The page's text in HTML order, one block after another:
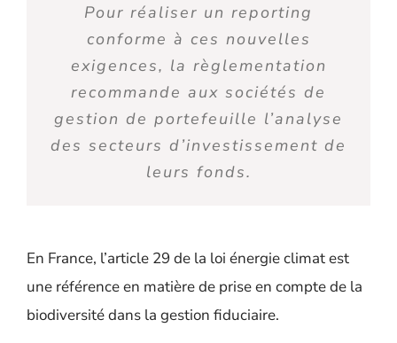
Pour réaliser un reporting
conforme à ces nouvelles
exigences, la règlementation
recommande aux sociétés de
gestion de portefeuille l’analyse
des secteurs d’investissement de
leurs fonds.
En France, l’article 29 de la loi énergie climat est
une référence en matière de prise en compte de la
biodiversité dans la gestion fiduciaire.